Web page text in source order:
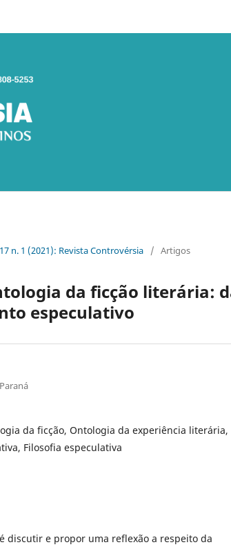
n. 1 (2021): Revista Controvérsia / Artigos
da ficção literária:
especulativo
da ficção, Ontologia da experiência literária,
Filosofia especulativa
discutir e propor uma reflexão a respeito da